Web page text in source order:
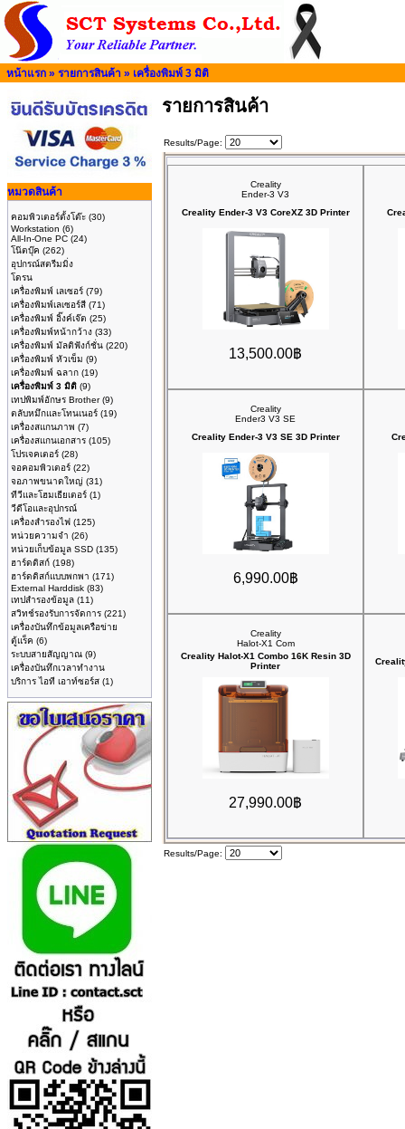
หน้าแรก » รายการสินค้า » เครื่องพิมพ์ 3 มิติ
หมวดสินค้า
คอมพิวเตอร์ตั้งโต๊ะ (30)
Workstation (6)
All-In-One PC (24)
โน๊ตบุ๊ค (262)
อุปกรณ์สตรีมมิ่ง
โดรน
เครื่องพิมพ์ เลเซอร์ (79)
เครื่องพิมพ์เลเซอร์สี (71)
เครื่องพิมพ์ อิ๊งค์เจ๊ต (25)
เครื่องพิมพ์หน้ากว้าง (33)
เครื่องพิมพ์ มัลติฟังก์ชั่น (220)
เครื่องพิมพ์ หัวเข็ม (9)
เครื่องพิมพ์ ฉลาก (19)
เครื่องพิมพ์ 3 มิติ (9)
เทปพิมพ์อักษร Brother(9)
ตลับหมึกและโทนเนอร์ (19)
เครื่องสแกนภาพ (7)
เครื่องสแกนเอกสาร (105)
โปรเจคเตอร์ (28)
จอคอมพิวเตอร์ (22)
จอภาพขนาดใหญ่ (31)
ทีวีและโฮมเธียเตอร์ (1)
วีดีโอและอุปกรณ์
เครื่องสำรองไฟ (125)
หน่วยความจำ (26)
หน่วยเก็บข้อมูล SSD (135)
ฮาร์ดดิสก์ (198)
ฮาร์ดดิสก์แบบพกพา (171)
External Harddisk (83)
เทปสำรองข้อมูล (11)
สวิทช์รองรับการจัดการ (221)
เครื่องบันทึกข้อมูลเครือข่าย
ตู้แร็ค (6)
ระบบสายสัญญาณ (9)
เครื่องบันทึกเวลาทำงาน
บริการ ไอที เอาท์ซอร์ส (1)
รายการสินค้า
Results/Page:
Creality
Ender-3 V3
Creality Ender-3 V3 CoreXZ 3D Printer
13,500.00฿
Creality
Ender3 V3 SE
Creality Ender-3 V3 SE 3D Printer
6,990.00฿
Creality
Halot-X1 Com
Creality Halot-X1 Combo 16K Resin 3D
Printer
27,990.00฿
Results/Page: